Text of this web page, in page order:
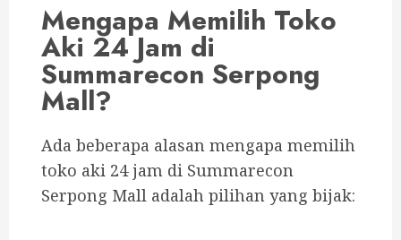
Mengapa Memilih Toko
Aki 24 Jam di
Summarecon Serpong
Mall?
Ada beberapa alasan mengapa memilih
toko aki 24 jam di Summarecon
Serpong Mall adalah pilihan yang bijak: